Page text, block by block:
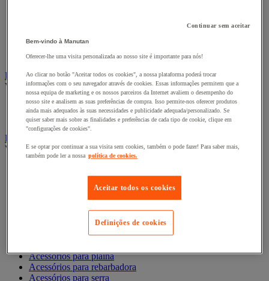
Extensão, tira e enrolador
Tomada e interruptor
Ferramentas Elétricas
Ver todas as categorias
Ferramentas elétricas portáteis com fios
Ferramentas elétricas portáteis sem fios
Ferramentas elétricas portáteis - Acessórios
Ver todas as categorias
Acessórios para cortador-lixador
Acessórios para Dremel
Acessórios para Ferramentas Elétricas
Acessórios para fresadora
Acessórios para lixadora
Acessórios para plaina
Acessórios para rebarbadora
Acessórios para serra
Continuar sem aceitar
Bem-vindo à Manutan
Oferecer-lhe uma visita personalizada ao nosso site é importante para nós!
Ao clicar no botão "Aceitar todos os cookies", a nossa plataforma poderá trocar
informações com o seu navegador através de cookies. Essas informações permitem que a
nossa equipa de marketing e os nossos parceiros da Internet avaliem o desempenho do
nosso site e analisem as suas preferências de compra. Isso permite-nos oferecer produtos
ainda mais adequados às suas necessidades e publicidade adequada/personalizado. Se
quiser saber mais sobre as finalidades e preferências de cada tipo de cookie, clique em
"configurações de cookies".
E se optar por continuar a sua visita sem cookies, também o pode fazer! Para saber mais,
também pode ler a nossa política de cookies.
Aceitar todos os cookies
Definições de cookies